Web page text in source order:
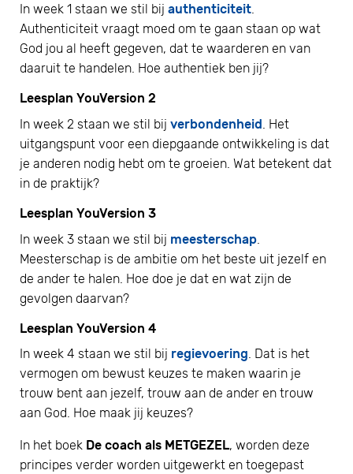
In week 1 staan we stil bij authenticiteit.
Authenticiteit vraagt moed om te gaan staan op wat
God jou al heeft gegeven, dat te waarderen en van
daaruit te handelen. Hoe authentiek ben jij?
Leesplan YouVersion 2
In week 2 staan we stil bij verbondenheid . Het
uitgangspunt voor een diepgaande ontwikkeling is dat
je anderen nodig hebt om te groeien. Wat betekent dat
in de praktijk?
Leesplan YouVersion 3
In week 3 staan we stil bij meesterschap
Meesterschap is de ambitie om het beste uit jezelf en
de ander te halen. Hoe doe je dat en wat zijn de
gevolgen daarvan?
Leesplan YouVersion 4
In week 4 staan we stil bij regievoering. Dat is het
vermogen om bewust keuzes te maken waarin je
trouw bent aan jezelf, trouw aan de ander en trouw
aan God. Hoe maak jij keuzes?
In het boek De coach als METGEZEL, worden deze
principes verder worden uitgewerkt en toegepast